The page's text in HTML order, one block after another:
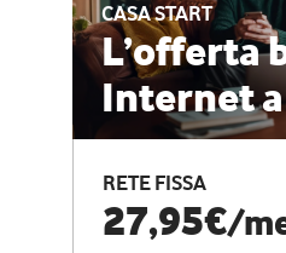
CASA START
L’offerta
Internet
RETE FISSA
27,95€/
ESCLUSIVA
CASA PRO